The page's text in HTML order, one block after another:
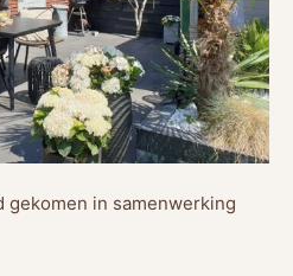
gekomen in samenwerking